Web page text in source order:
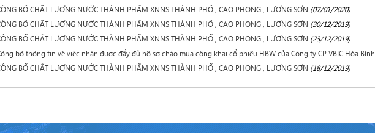
BỐ CHẤT LƯỢNG NƯỚC THÀNH PHẨM XNNS THÀNH PHỐ , CAO PHONG , LƯƠNG SƠN (07/01/2020)
BỐ CHẤT LƯỢNG NƯỚC THÀNH PHẨM XNNS THÀNH PHỐ , CAO PHONG , LƯƠNG SƠN (30/12/2019)
BỐ CHẤT LƯỢNG NƯỚC THÀNH PHẨM XNNS THÀNH PHỐ , CAO PHONG , LƯƠNG SƠN (23/12/2019)
bố thông tin về việc nhận được đẩy đủ hồ sơ chào mua công khai cổ phiếu HBW của Công ty CP VBIC Hòa Bình
BỐ CHẤT LƯỢNG NƯỚC THÀNH PHẨM XNNS THÀNH PHỐ , CAO PHONG , LƯƠNG SƠN (18/12/2019)